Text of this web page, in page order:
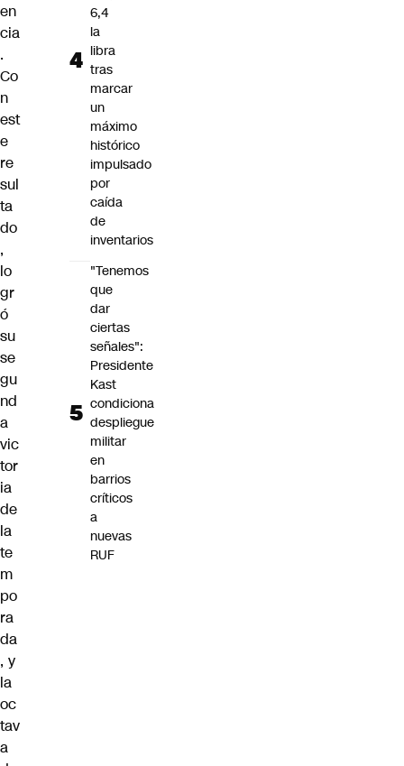
en
cia
.
Co
n
est
e
re
sul
ta
do
,
lo
gr
ó
su
se
gu
nd
a
vic
tor
ia
de
la
te
m
po
ra
da
, y
la
oc
tav
a
6,4
la
libra
tras
marcar
un
máximo
histórico
impulsado
por
caída
de
inventarios
"Tenemos
que
dar
ciertas
señales":
Presidente
Kast
condiciona
despliegue
militar
en
barrios
críticos
a
nuevas
RUF